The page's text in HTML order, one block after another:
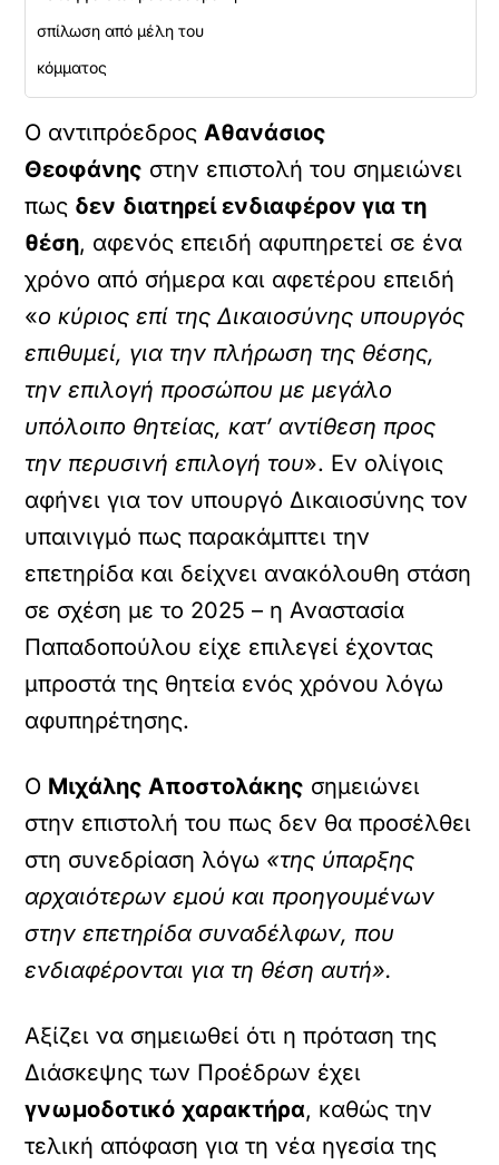
σπίλωση από μέλη του
κόμματος
Ο αντιπρόεδροςΑθανάσιος
Θεοφάνης στην επιστολή του σημειώνει
πως δεν διατηρεί ενδιαφέρον για τη
θέση, αφενός επειδή αφυπηρετεί σε ένα
χρόνο από σήμερα και αφετέρου επειδή
«ο κύριος επί της Δικαιοσύνης υπουργός
επιθυμεί, για την πλήρωση της θέσης,
την επιλογή προσώπου με μεγάλο
υπόλοιπο θητείας, κατ’ αντίθεση προς
την περυσινή επιλογή του». Εν ολίγοις
αφήνει για τον υπουργό Δικαιοσύνης τον
υπαινιγμό πως παρακάμπτει την
επετηρίδα και δείχνει ανακόλουθη στάση
σε σχέση με το 2025 – η Αναστασία
Παπαδοπούλου είχε επιλεγεί έχοντας
μπροστά της θητεία ενός χρόνου λόγω
αφυπηρέτησης.
Ο Μιχάλης Αποστολάκης σημειώνει
στην επιστολή του πως δεν θα προσέλθει
στη συνεδρίαση λόγω «της ύπαρξης
αρχαιότερων εμού και προηγουμένων
στην επετηρίδα συναδέλφων, που
ενδιαφέρονται για τη θέση αυτή».
Αξίζει να σημειωθεί ότι η πρόταση της
Διάσκεψης των Προέδρων έχει
γνωμοδοτικό χαρακτήρα, καθώς την
τελική απόφαση για τη νέα ηγεσία της